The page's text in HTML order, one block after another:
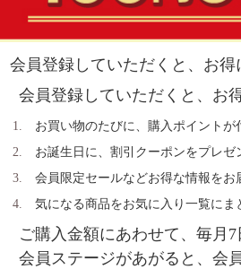
会員登録していただくと、お得
会員登録していただくと、お
お買い物のたびに、購入ポイントが
お誕生日に、割引クーポンをプレゼ
会員限定セールなどお得な情報をお
気になる商品をお気に入り一覧にま
ご購入金額にあわせて、毎月
会員ステージがあがると、会